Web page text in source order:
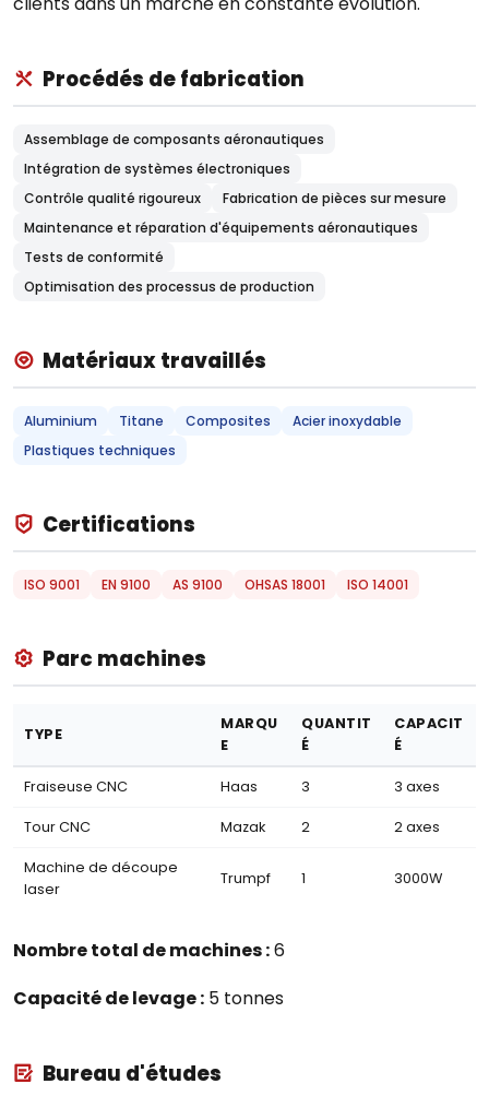
Procédés de fabrication
Assemblage de composants aéronautiques
Intégration de systèmes électroniques
Contrôle qualité rigoureux
Fabrication de pièces sur mesure
Maintenance et réparation d'équipements aéronautiques
Tests de conformité
Optimisation des processus de production
Matériaux travaillés
Aluminium Titane Composites
Acier inoxydable
Plastiques techniques
Certifications
ISO 9001 EN 9100 AS 9100 OHSAS 18001 ISO 14001
Parc machines
TYPE
MARQU
E
QUANTIT
É
CAPACIT
É
Fraiseuse CNC Haas 3 3 axes
Tour CNC Mazak 2 2 axes
Machine de découpe
laser
Trumpf 1 3000W
Nombre total de machines :6
Capacité de levage : 5 tonnes
Bureau d'études